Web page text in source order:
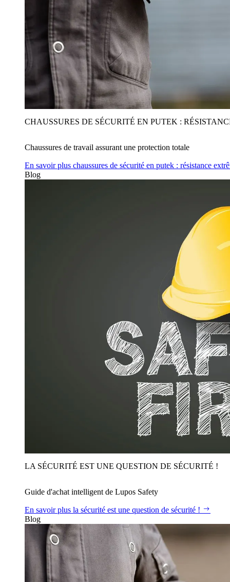
CHAUSSURES DE SÉCURITÉ EN PUTEK :
Chaussures de travail assurant une protection totale
En savoir plus chaussures de sécurité en putek : résistance
Blog
LA SÉCURITÉ EST UNE QUESTION DE SÉCURITÉ !
Guide d'achat intelligent de Lupos Safety
En savoir plus la sécurité est une question de sécurité !
Blog